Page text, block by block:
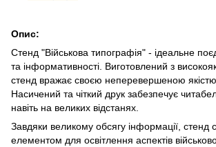
Опис:
Стенд "Військова типографія" - ідеальне
та інформативності. Виготовлений з
стенд вражає своєю неперевершеною
Насичений та чіткий друк забезпечує
навіть на великих відстанях.
Завдяки великому обсягу інформації, стенд
елементом для освітлення аспектів